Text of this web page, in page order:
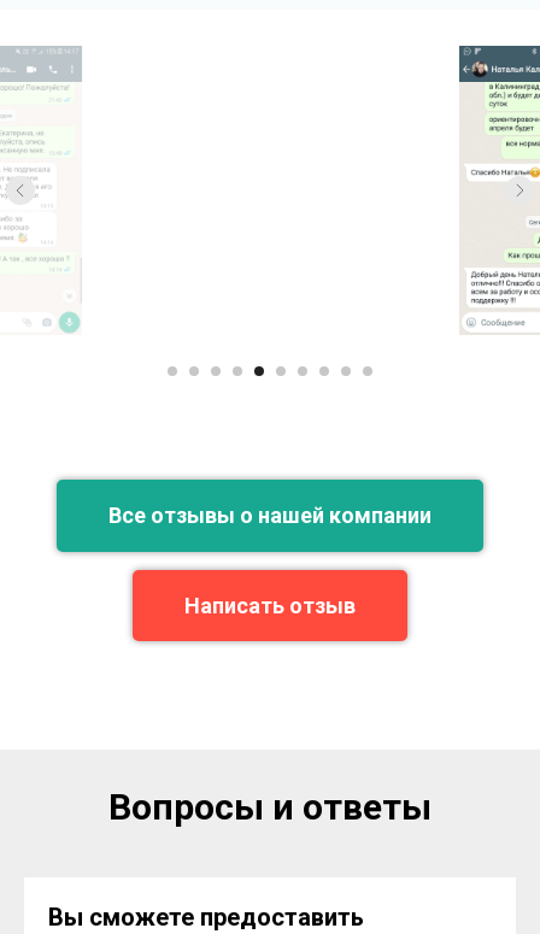
Все отзывы о нашей компании
Написать отзыв
Вопросы и ответы
Вы сможете предоставить